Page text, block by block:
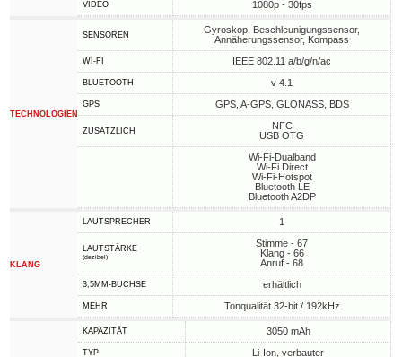
VIDEO 1080p - 30fps
TECHNOLOGIEN
SENSOREN
Gyroskop, Beschleunigungssensor,
Annäherungssensor, Kompass
WI-FI IEEE 802.11 a/b/g/n/ac
BLUETOOTH v 4.1
GPS GPS, A-GPS, GLONASS, BDS
ZUSÄTZLICH
NFC
USB OTG
Wi-Fi-Dualband
Wi-Fi Direct
Wi-Fi-Hotspot
Bluetooth LE
Bluetooth A2DP
KLANG
LAUTSPRECHER 1
LAUTSTÄRKE
(dezibel)
Stimme - 67
Klang - 66
Anruf - 68
3,5MM-BUCHSE erhältlich
MEHR Tonqualität 32-bit / 192kHz
KAPAZITÄT 3050 mAh
TYP Li-Ion, verbauter